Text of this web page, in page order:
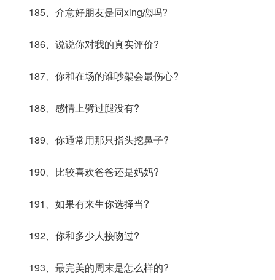
185、介意好朋友是同xing恋吗?
186、说说你对我的真实评价?
187、你和在场的谁吵架会最伤心?
188、感情上劈过腿没有?
189、你通常用那只指头挖鼻子?
190、比较喜欢爸爸还是妈妈?
191、如果有来生你选择当?
192、你和多少人接吻过?
193、最完美的周末是怎么样的?